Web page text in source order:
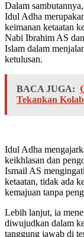
Dalam
Idul Adha
keimanan ketaatan
Nabi Ibrahim AS
Islam dalam
ketulusan.
BACA JUGA:
Tekankan
Idul Adha
keikhlasan dan
Ismail AS
ketaatan, tidak ada
kemajuan tanpa
Lebih lanjut, ia
diwujudkan dalam
tanggung jawab di